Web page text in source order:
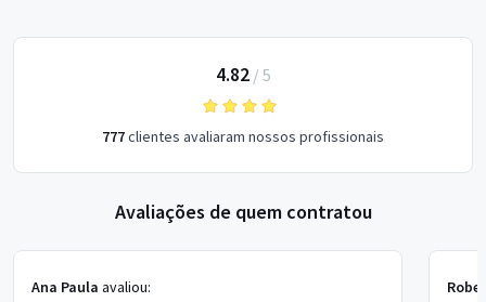
4.82/ 5
777clientes avaliaram nossos profissionais
Avaliações de quem contratou
Ana Paula avaliou: